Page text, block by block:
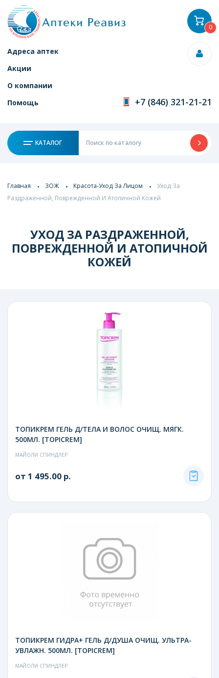
Адреса аптек
Акции
О компании
Помощь
+7 (846) 321-21-21
КАТАЛОГ
0
Главная ЗОЖ Красота-Уход За Лицом
Уход За
Раздраженной, Поврежденной И Атопичной Кожей
УХОД ЗА РАЗДРАЖЕННОЙ,
ПОВРЕЖДЕННОЙ И АТОПИЧНОЙ
КОЖЕЙ
ТОПИКРЕМ ГЕЛЬ Д/ТЕЛА И ВОЛОС ОЧИЩ. МЯГК.
500МЛ. [TOPICREM]
МАЙОЛИ СПИНДЛЕР
от 1 495.00 р.
ТОПИКРЕМ ГИДРА+ ГЕЛЬ Д/ДУША ОЧИЩ. УЛЬТРА-
УВЛАЖН. 500МЛ. [TOPICREM]
МАЙОЛИ СПИНДЛЕР